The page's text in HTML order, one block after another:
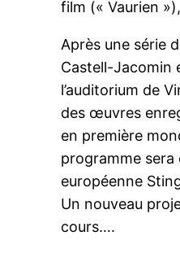
film (« Vaurien
Après une série
Castell-Jacomin
l’auditorium de
des œuvres
en première
programme sera
européenne
Un nouveau
cours….